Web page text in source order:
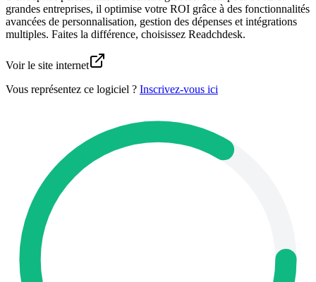
grandes entreprises, il optimise votre ROI grâce à des fonctionnalités
avancées de personnalisation, gestion des dépenses et intégrations
multiples. Faites la différence, choisissez Readchdesk.
Voir le site internet
Vous représentez ce logiciel ? Inscrivez-vous ici